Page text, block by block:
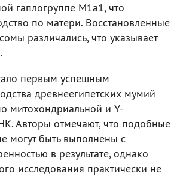
гаплогруппе M1a1, что
по матери. Восстановленные
различались, что указывает
первым успешным
древнеегипетских мумий
митохондриальной и Y-
Авторы отмечают, что подобные
могут быть выполнены с
в результате, однако
исследования практически не